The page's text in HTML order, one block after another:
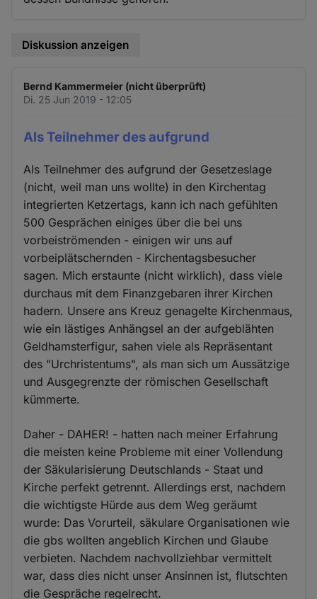
Diskussion anzeigen
Bernd Kammermeier (nicht überprüft)
Di. 25 Jun 2019 - 12:05
Als Teilnehmer des aufgrund
Als Teilnehmer des aufgrund der Gesetzeslage
(nicht, weil man uns wollte) in den Kirchentag
integrierten Ketzertags, kann ich nach gefühlten
500 Gesprächen einiges über die bei uns
vorbeiströmenden - einigen wir uns auf
vorbeiplätschernden - Kirchentagsbesucher
sagen. Mich erstaunte (nicht wirklich), dass viele
durchaus mit dem Finanzgebaren ihrer Kirchen
hadern. Unsere ans Kreuz genagelte Kirchenmaus,
wie ein lästiges Anhängsel an der aufgeblähten
Geldhamsterfigur, sahen viele als Repräsentant
des "Urchristentums", als man sich um Aussätzige
und Ausgegrenzte der römischen Gesellschaft
kümmerte.
Daher - DAHER! - hatten nach meiner Erfahrung
die meisten keine Probleme mit einer Vollendung
der Säkularisierung Deutschlands - Staat und
Kirche perfekt getrennt. Allerdings erst, nachdem
die wichtigste Hürde aus dem Weg geräumt
wurde: Das Vorurteil, säkulare Organisationen wie
die gbs wollten angeblich Kirchen und Glaube
verbieten. Nachdem nachvollziehbar vermittelt
war, dass dies nicht unser Ansinnen ist, flutschten
die Gespräche regelrecht.
Cookies